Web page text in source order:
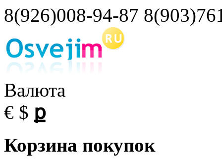
8(926)008-94-87
Валюта
€ $ ք
Корзина покупок